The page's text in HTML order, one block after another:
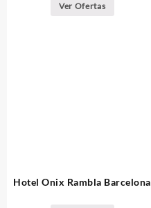
Ver Ofertas
Hotel Onix Rambla Barcelona